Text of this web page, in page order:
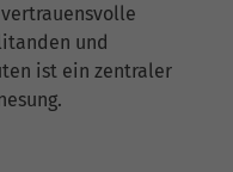
und
ist ein zentraler